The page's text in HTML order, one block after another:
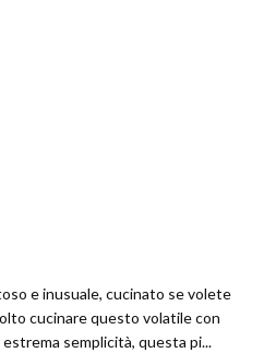
e inusuale, cucinato se volete
cucinare questo volatile con
semplicità, questa pi...